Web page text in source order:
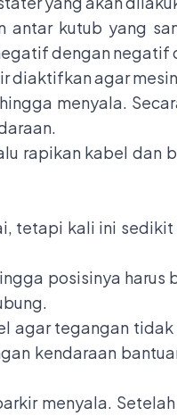
antar kutub yang
dengan
diaktifkan agar
menyala.
rapikan kabel dan
tetapi kali ini
posisinya harus
agar tegangan
kendaraan
menyala.